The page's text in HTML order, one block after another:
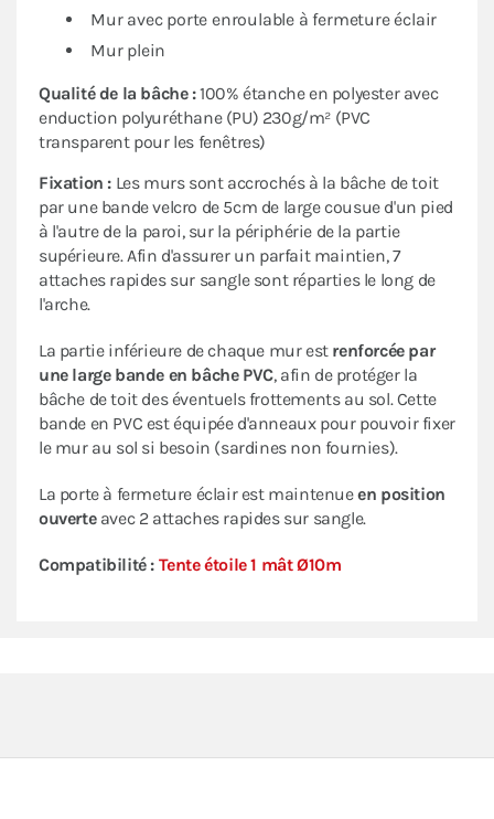
Mur avec porte enroulable à fermeture éclair
Mur plein
Qualité de la bâche :100% étanche en polyester avec
enduction polyuréthane (PU) 230g/m² (PVC
transparent pour les fenêtres)
Fixation : Les murs sont accrochés à la bâche de toit
par une bande velcro de 5cm de large cousue d'un pied
à l'autre de la paroi, sur la périphérie de la partie
supérieure. Afin d'assurer un parfait maintien, 7
attaches rapides sur sangle sont réparties le long de
l'arche.
La partie inférieure de chaque mur estrenforcée par
une large bande en bâche PVC, afin de protéger la
bâche de toit des éventuels frottements au sol. Cette
bande en PVC est équipée d'anneaux pour pouvoir fixer
le mur au sol si besoin (sardines non fournies).
La porte à fermeture éclair est maintenueen position
ouverteavec 2 attaches rapides sur sangle.
Compatibilité : Tente étoile 1 mât Ø10m